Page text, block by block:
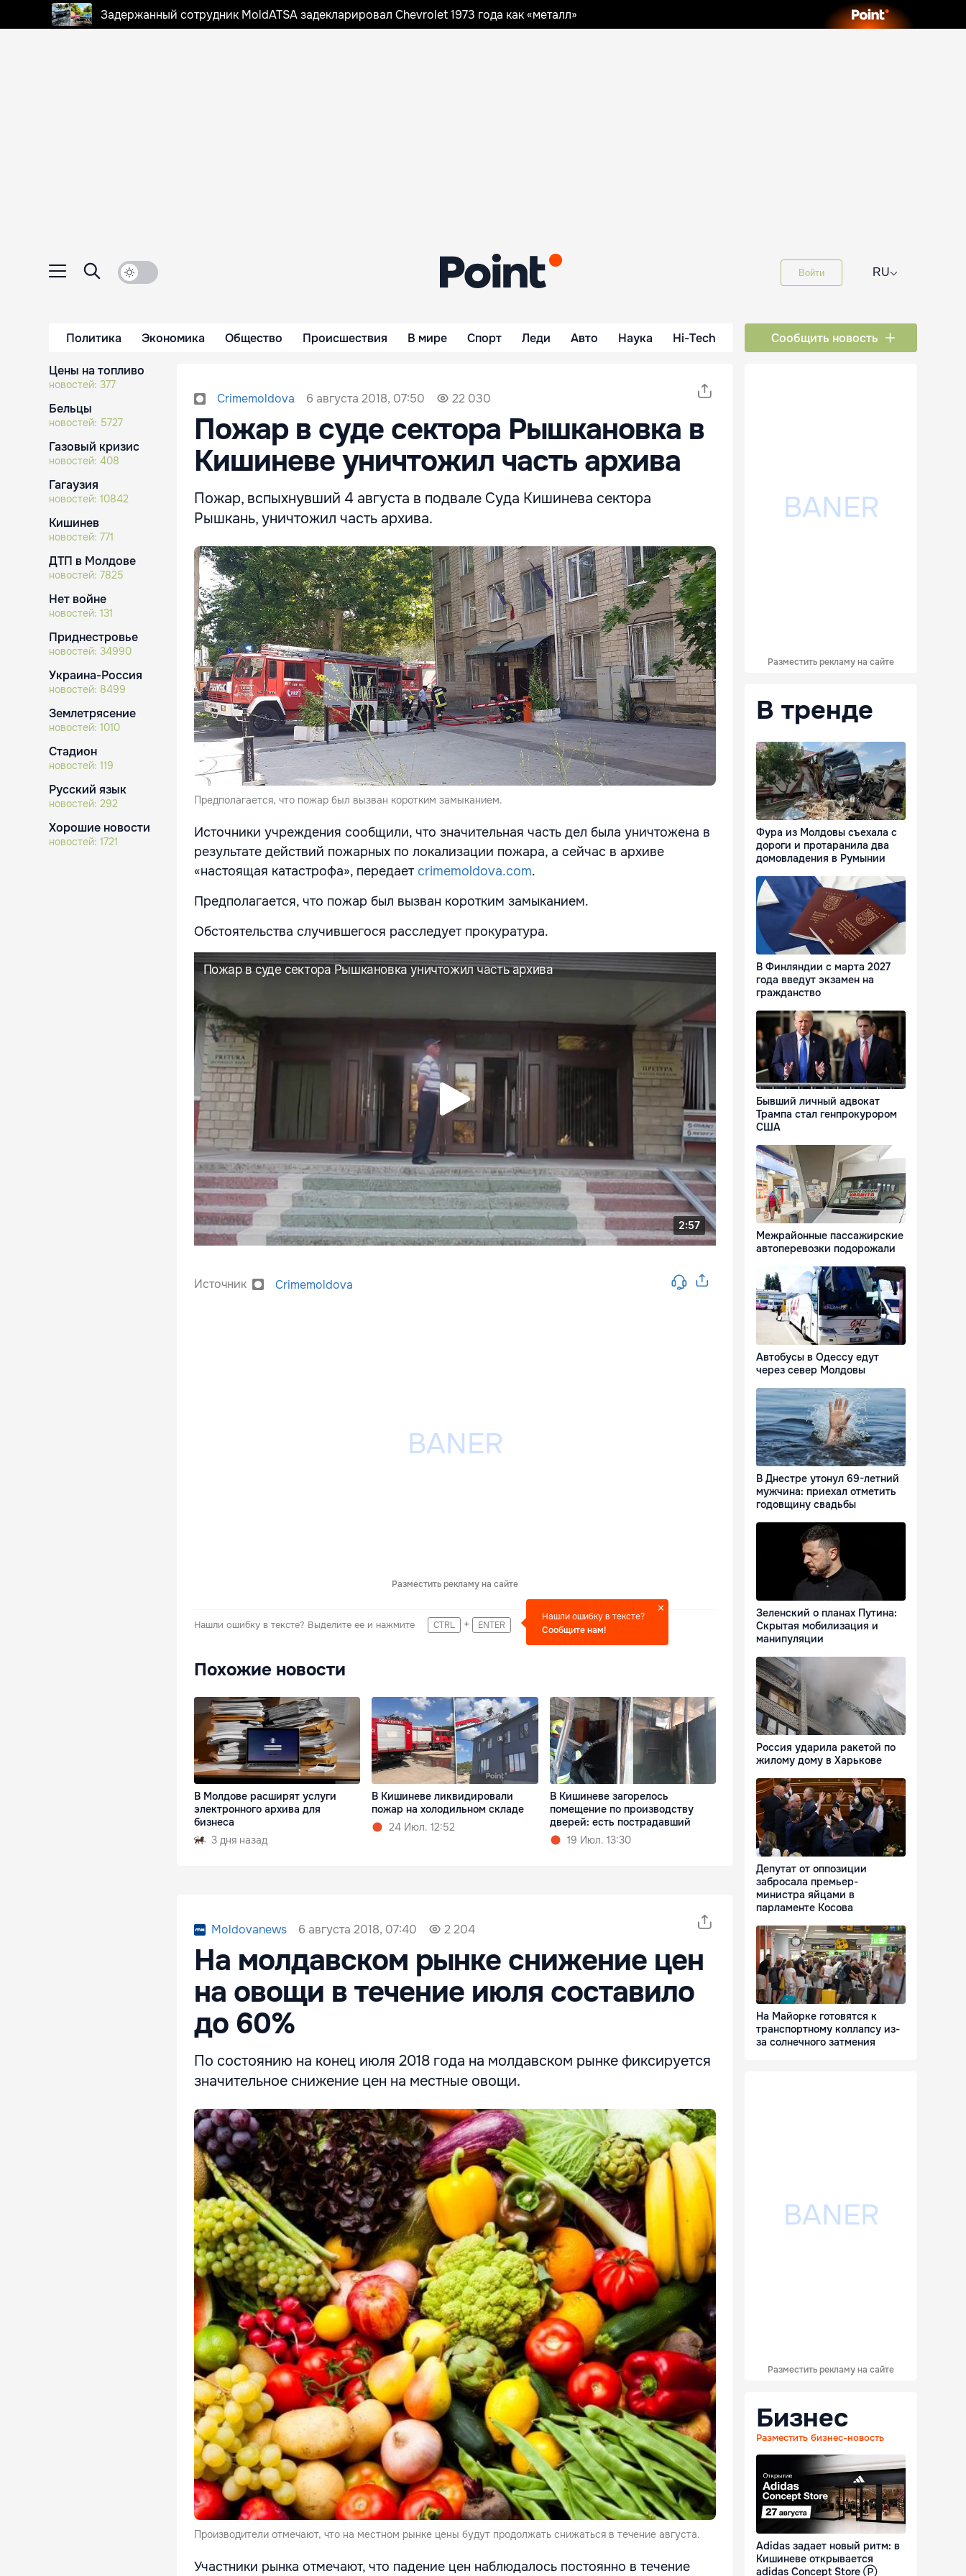
Задержанный сотрудник MoldATSA задекларировал Chevrolet 1973 года как «металл»
Войти RU⌵
Политика Экономика Общество Происшествия В мире Спорт Леди Авто Наука Hi-Tech Сообщить новость
Цены на топливо
новостей: 377
Бельцы
новостей: 5727
Газовый кризис
новостей: 408
Гагаузия
новостей: 10842
Кишинев
новостей: 771
ДТП в Молдове
новостей: 7825
Нет войне
новостей: 131
Приднестровье
новостей: 34990
Украина-Россия
новостей: 8499
Землетрясение
новостей: 1010
Стадион
новостей: 119
Русский язык
новостей: 292
Хорошие новости
новостей: 1721
Crimemoldova 6 августа 2018, 07:50 22 030
Пожар в суде сектора Рышкановка в
Кишиневе уничтожил часть архива
Пожар, вспыхнувший 4 августа в подвале Суда Кишинева сектора
Рышкань, уничтожил часть архива.
Предполагается, что пожар был вызван коротким замыканием.
Источники учреждения сообщили, что значительная часть дел была уничтожена в
результате действий пожарных по локализации пожара, а сейчас в архиве
«настоящая катастрофа», передаетcrimemoldova.com.
Предполагается, что пожар был вызван коротким замыканием.
Обстоятельства случившегося расследует прокуратура.
Источник Crimemoldova
Разместить рекламу на сайте
Нашли ошибку в тексте? Выделите ее и нажмите CTRL + ENTER
Нашли ошибку в тексте?
Сообщите нам!
Похожие новости
В Молдове расширят услуги
электронного архива для
бизнеса
3 дня назад
В Кишиневе ликвидировали
пожар на холодильном складе
24 Июл. 12:52
В Кишиневе загорелось
помещение по производству
дверей: есть пострадавший
19 Июл. 13:30
Moldovanews 6 августа 2018, 07:40 2 204
На молдавском рынке снижение цен
на овощи в течение июля составило
до 60%
По состоянию на конец июля 2018 года на молдавском рынке фиксируется
значительное снижение цен на местные овощи.
Производители отмечают, что на местном рынке цены будут продолжать снижаться в течение августа.
Участники рынка отмечают, что падение цен наблюдалось постоянно в течение
Разместить рекламу на сайте
В тренде
Фура из Молдовы съехала с
дороги и протаранила два
домовладения в Румынии
В Финляндии с марта 2027
года введут экзамен на
гражданство
Бывший личный адвокат
Трампа стал генпрокурором
США
Межрайонные пассажирские
автоперевозки подорожали
Автобусы в Одессу едут
через север Молдовы
В Днестре утонул 69-летний
мужчина: приехал отметить
годовщину свадьбы
Зеленский о планах Путина:
Скрытая мобилизация и
манипуляции
Россия ударила ракетой по
жилому дому в Харькове
Депутат от оппозиции
забросала премьер-
министра яйцами в
парламенте Косова
На Майорке готовятся к
транспортному коллапсу из-
за солнечного затмения
Разместить рекламу на сайте
Бизнес
Разместить бизнес-новость
Adidas задает новый ритм: в
Кишиневе открывается
adidas Concept Store Ⓟ